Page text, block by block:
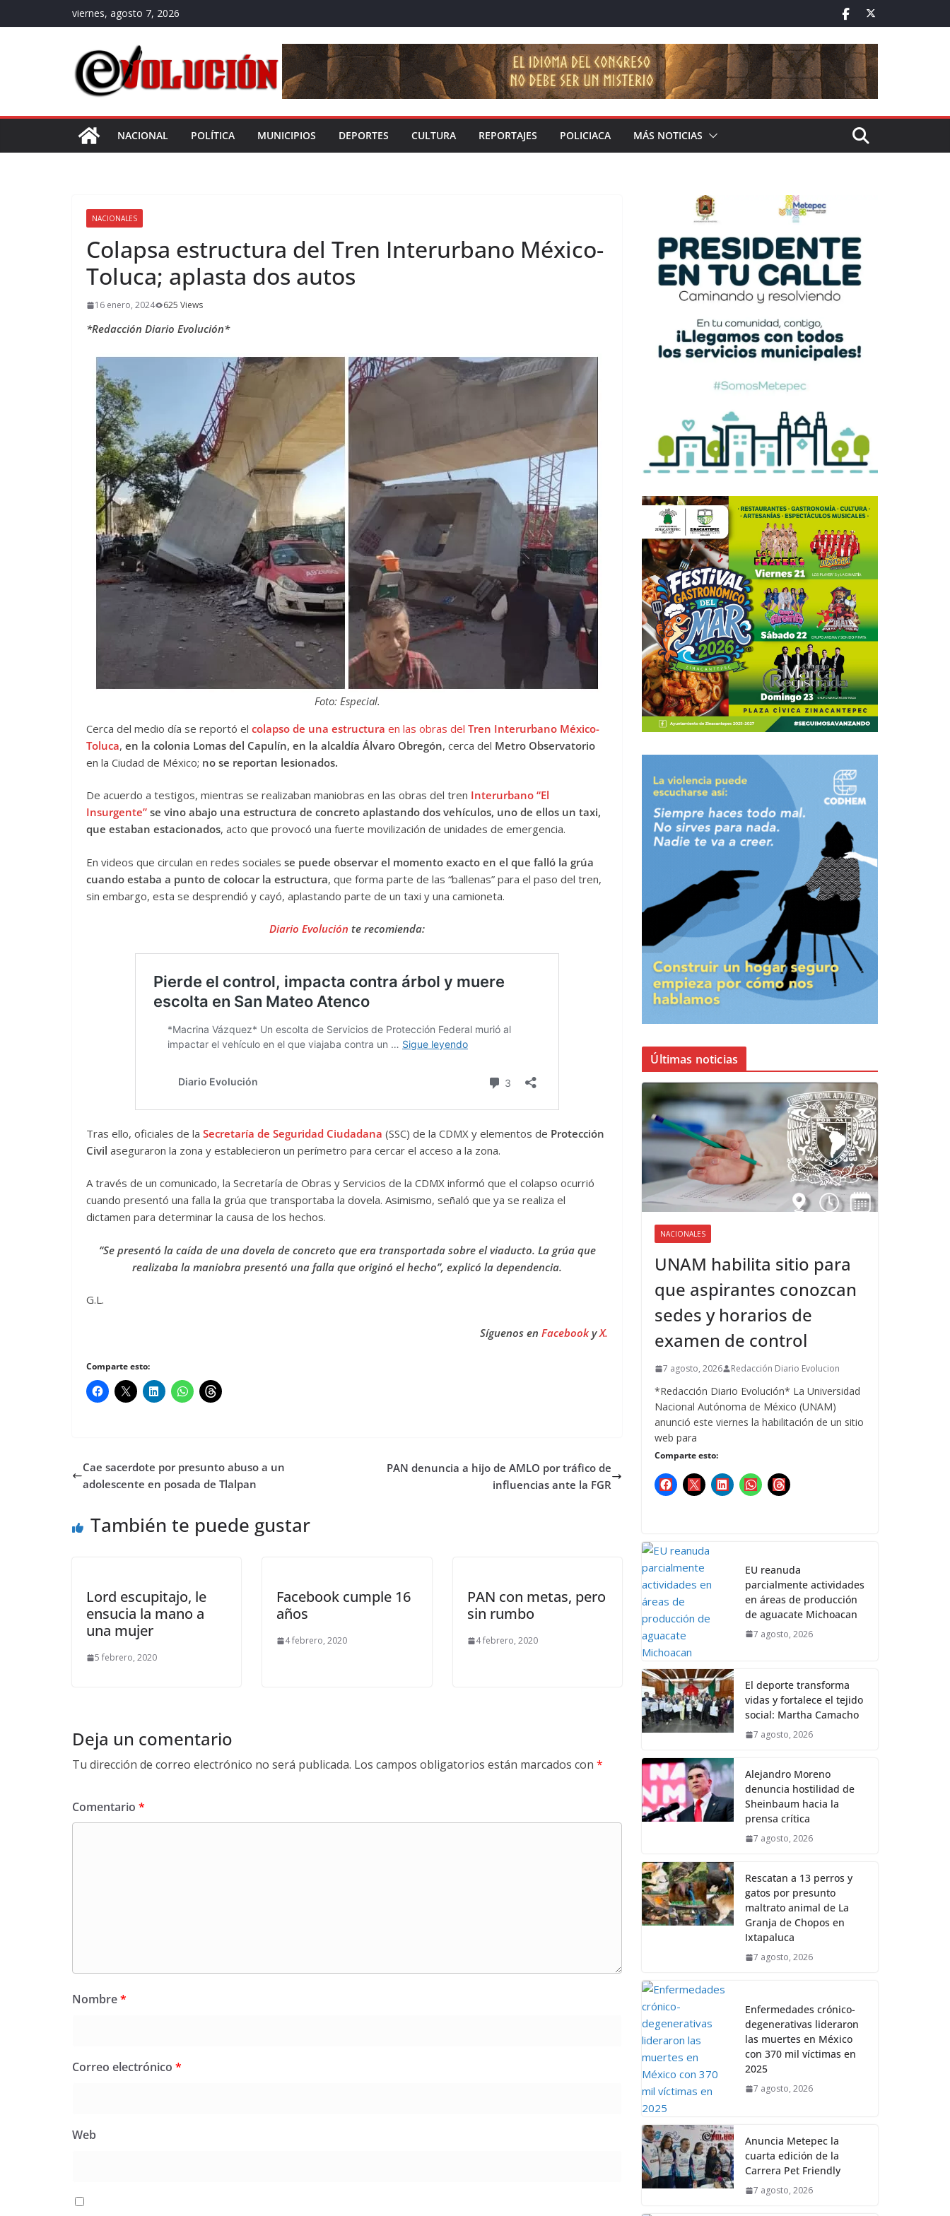
al
viernes, agosto 7, 2026
NACIONAL POLÍTICA MUNICIPIOS DEPORTES CULTURA REPORTAJES POLICIACA MÁS NOTICIAS
NACIONALES
Colapsa estructura del Tren Interurbano México-
Toluca; aplasta dos autos
16 enero, 2024 625 Views
*Redacción Diario Evolución*
Foto: Especial.
Cerca del medio día se reportó el colapso de una estructura en las obras del Tren Interurbano México-
Toluca, en la colonia Lomas del Capulín, en la alcaldía Álvaro Obregón, cerca del Metro Observatorio
en la Ciudad de México; no se reportan lesionados.
De acuerdo a testigos, mientras se realizaban maniobras en las obras del tren Interurbano “El
Insurgente” se vino abajo una estructura de concreto aplastando dos vehículos, uno de ellos un taxi,
que estaban estacionados, acto que provocó una fuerte movilización de unidades de emergencia.
En videos que circulan en redes sociales se puede observar el momento exacto en el que falló la grúa
cuando estaba a punto de colocar la estructura, que forma parte de las “ballenas” para el paso del tren,
sin embargo, esta se desprendió y cayó, aplastando parte de un taxi y una camioneta.
Diario Evolución te recomienda:
Tras ello, oficiales de la Secretaría de Seguridad Ciudadana (SSC) de la CDMX y elementos de Protección
Civil aseguraron la zona y establecieron un perímetro para cercar el acceso a la zona.
A través de un comunicado, la Secretaría de Obras y Servicios de la CDMX informó que el colapso ocurrió
cuando presentó una falla la grúa que transportaba la dovela. Asimismo, señaló que ya se realiza el
dictamen para determinar la causa de los hechos.
“Se presentó la caída de una dovela de concreto que era transportada sobre el viaducto. La grúa que
realizaba la maniobra presentó una falla que originó el hecho”, explicó la dependencia.
G.L.
Síguenos enFacebookyX.
Comparte esto:
Cae sacerdote por presunto abuso a un
adolescente en posada de Tlalpan
PAN denuncia a hijo de AMLO por tráfico de
influencias ante la FGR
También te puede gustar
Lord escupitajo, le
ensucia la mano a
una mujer
5 febrero, 2020
Facebook cumple 16
años
4 febrero, 2020
PAN con metas, pero
sin rumbo
4 febrero, 2020
Deja un comentario
Tu dirección de correo electrónico no será publicada. Los campos obligatorios están marcados con *
Comentario *
Nombre*
Correo electrónico *
Web
Últimas noticias
NACIONALES
UNAM habilita sitio para
que aspirantes conozcan
sedes y horarios de
examen de control
7 agosto, 2026 Redacción Diario Evolucion
*Redacción Diario Evolución* La Universidad
Nacional Autónoma de México (UNAM)
anunció este viernes la habilitación de un sitio
web para
Comparte esto:
EU reanuda
parcialmente actividades
en áreas de producción
de aguacate Michoacan
7 agosto, 2026
El deporte transforma
vidas y fortalece el tejido
social: Martha Camacho
7 agosto, 2026
Alejandro Moreno
denuncia hostilidad de
Sheinbaum hacia la
prensa crítica
7 agosto, 2026
Rescatan a 13 perros y
gatos por presunto
maltrato animal de La
Granja de Chopos en
Ixtapaluca
7 agosto, 2026
Enfermedades crónico-
degenerativas lideraron
las muertes en México
con 370 mil víctimas en
2025
7 agosto, 2026
Anuncia Metepec la
cuarta edición de la
Carrera Pet Friendly
7 agosto, 2026